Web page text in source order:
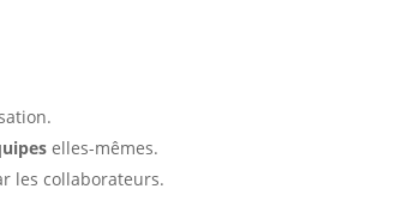
elles-mêmes.
les collaborateurs.